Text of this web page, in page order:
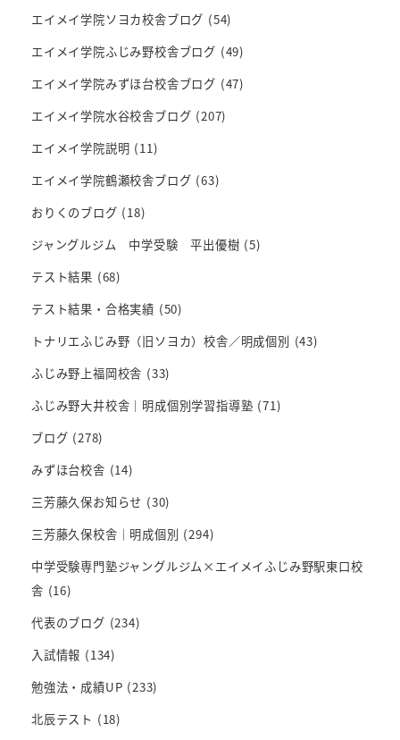
エイメイ学院ソヨカ校舎ブログ (54)
エイメイ学院ふじみ野校舎ブログ (49)
エイメイ学院みずほ台校舎ブログ (47)
エイメイ学院水谷校舎ブログ (207)
エイメイ学院説明 (11)
エイメイ学院鶴瀬校舎ブログ (63)
おりくのブログ (18)
ジャングルジム 中学受験 平出優樹 (5)
テスト結果 (68)
テスト結果・合格実績 (50)
トナリエふじみ野（旧ソヨカ）校舎／明成個別 (43)
ふじみ野上福岡校舎 (33)
ふじみ野大井校舎｜明成個別学習指導塾 (71)
ブログ (278)
みずほ台校舎 (14)
三芳藤久保お知らせ (30)
三芳藤久保校舎｜明成個別 (294)
中学受験専門塾ジャングルジム×エイメイふじみ野駅東口校
舎 (16)
代表のブログ (234)
入試情報 (134)
勉強法・成績UP (233)
北辰テスト (18)